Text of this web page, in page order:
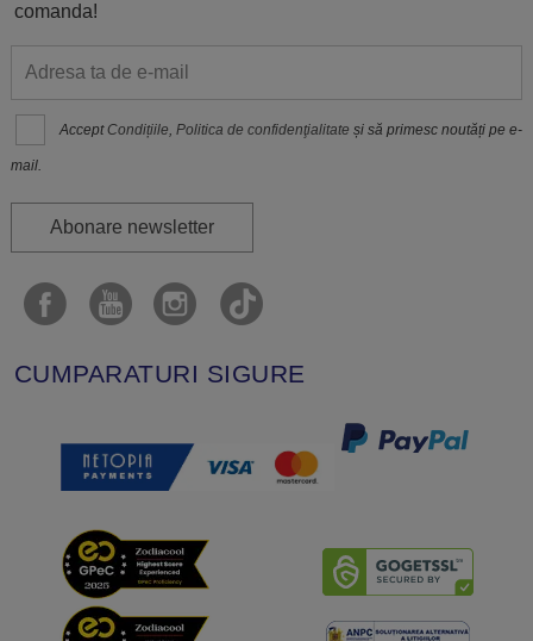
comanda!
Accept Condițiile,Politica de confidenţialitate și să primesc noutăți pe e-
mail.
Abonare newsletter
CUMPARATURI SIGURE